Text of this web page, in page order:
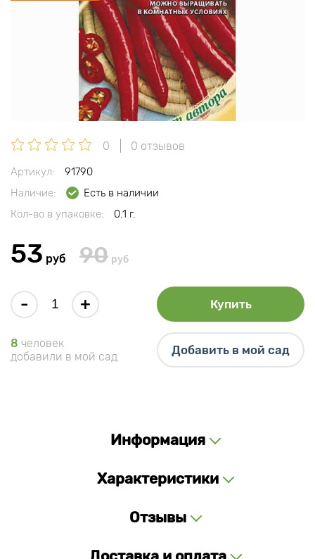
0 0 отзывов
Артикул:
91790
Наличие:
Есть в наличии
Кол-во в упаковке:
0.1 г.
53 руб 90 руб
- + Купить
8 человек
добавили в мой сад
Добавить в мой сад
Информация
Характеристики
Отзывы